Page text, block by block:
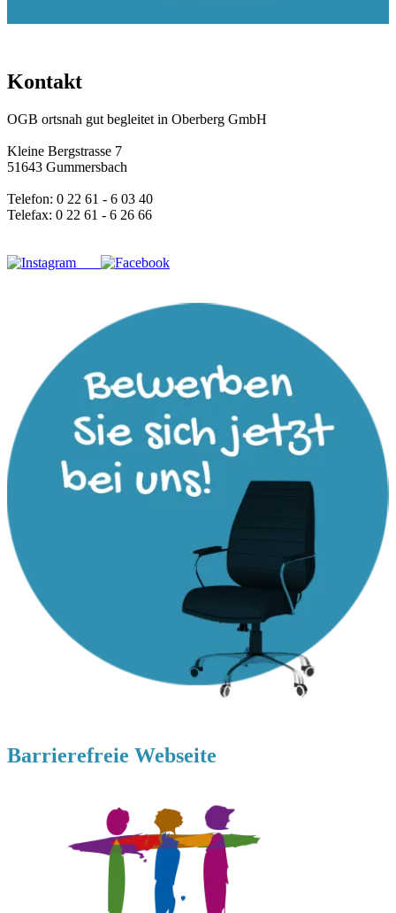
Kontakt
OGB ortsnah gut begleitet in Oberberg GmbH
Kleine Bergstrasse 7
51643 Gummersbach
Telefon: 0 22 61 - 6 03 40
Telefax: 0 22 61 - 6 26 66
Barrierefreie Webseite